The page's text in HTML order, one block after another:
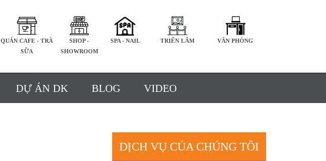
QUÁN CAFE - TRÀ
SỮA
SHOP -
SHOWROOM
SPA - NAIL TRIỂN LÃM VĂN PHÒNG
DỰ ÁN DK BLOG VIDEO
DỊCH VỤ CỦA CHÚNG TÔI